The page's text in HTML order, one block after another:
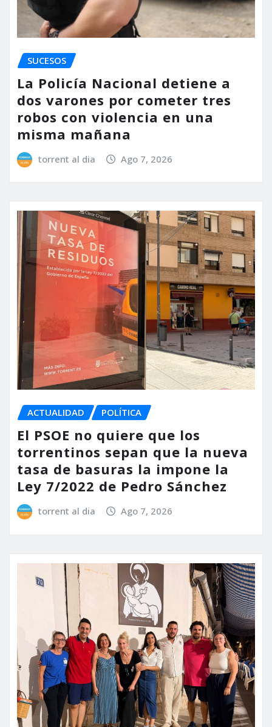
SUCESOS
La Policía Nacional detiene a
dos varones por cometer tres
robos con violencia en una
misma mañana
torrent al dia Ago 7, 2026
ACTUALIDAD POLÍTICA
El PSOE no quiere que los
torrentinos sepan que la nueva
tasa de basuras la impone la
Ley 7/2022 de Pedro Sánchez
torrent al dia Ago 7, 2026